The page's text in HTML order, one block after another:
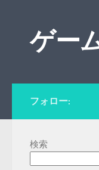
ゲー
フォロー:
検索